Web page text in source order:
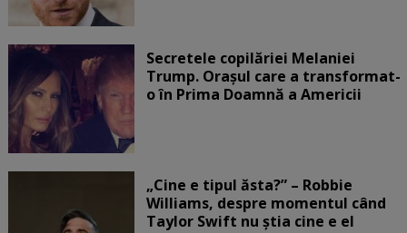
Secretele copilăriei Melaniei
Trump. Orașul care a transformat-
o în Prima Doamnă a Americii
„Cine e tipul ăsta?” – Robbie
Williams, despre momentul când
Taylor Swift nu știa cine e el